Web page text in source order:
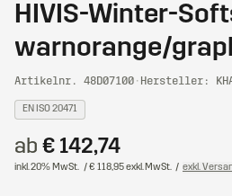
HIVIS-Winter-
warnorange/
Artikelnr. 48D07100 · Hersteller:
EN ISO 20471
ab € 142,74
inkl. 20% MwSt. / € 118,95 exkl. MwSt. / exkl.